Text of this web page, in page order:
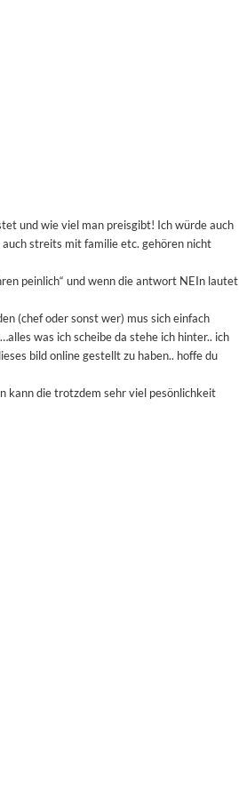
und wie viel man preisgibt! Ich würde auch
streits mit familie etc. gehören nicht
peinlich“ und wenn die antwort NEIn lautet
(chef oder sonst wer) mus sich einfach
was ich scheibe da stehe ich hinter.. ich
bild online gestellt zu haben.. hoffe du
kann die trotzdem sehr viel pesönlichkeit